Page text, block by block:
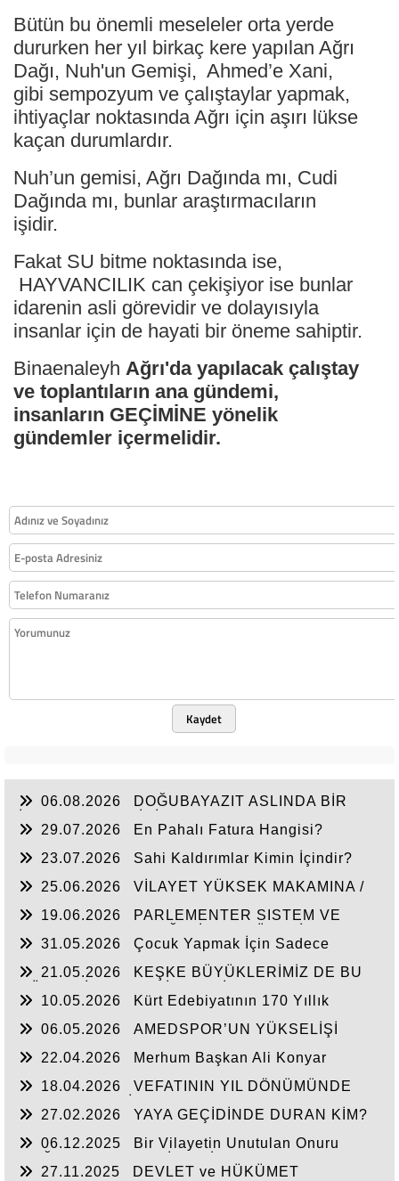
Bütün bu önemli meseleler orta yerde
dururken her yıl birkaç kere yapılan Ağrı
Dağı, Nuh'un Gemişi, Ahmed’e Xani,
gibi sempozyum ve çalıştaylar yapmak,
ihtiyaçlar noktasında Ağrı için aşırı lükse
kaçan durumlardır.
Nuh’un gemisi, Ağrı Dağında mı, Cudi
Dağında mı, bunlar araştırmacıların
işidir.
Fakat SU bitme noktasında ise,
HAYVANCILIK can çekişiyor ise bunlar
idarenin asli görevidir ve dolayısıyla
insanlar için de hayati bir öneme sahiptir.
Binaenaleyh Ağrı'da yapılacak çalıştay
ve toplantıların ana gündemi,
insanların GEÇİMİNE yönelik
gündemler içermelidir.
Kaydet
06.08.2026
DOĞUBAYAZIT ASLINDA BİR
29.07.2026
En Pahalı Fatura Hangisi?
23.07.2026
Sahi Kaldırımlar Kimin İçindir?
25.06.2026
VİLAYET YÜKSEK MAKAMINA /
19.06.2026
PARLEMENTER SISTEM VE
DEĞERLENDIRME
31.05.2026
Çocuk Yapmak İçin Sadece
21.05.2026
KEŞKE BÜYÜKLERİMİZ DE BU
10.05.2026
Kürt Edebiyatının 170 Yıllık
06.05.2026
AMEDSPOR’UN YÜKSELİŞİ
22.04.2026
Merhum Başkan Ali Konyar
18.04.2026
VEFATININ YIL DÖNÜMÜNDE
27.02.2026
YAYA GEÇİDİNDE DURAN KİM?
06.12.2025
Bir Vilayetin Unutulan Onuru
27.11.2025
DEVLET ve HÜKÜMET